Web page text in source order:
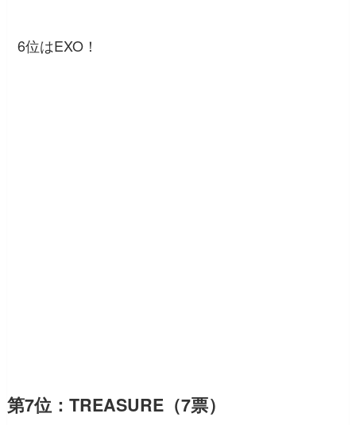
6位はEXO！
第7位：TREASURE（7票）